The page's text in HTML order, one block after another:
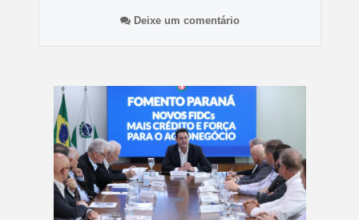
Deixe um comentário